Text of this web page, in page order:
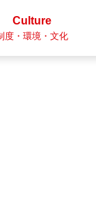
Culture
度・環境・文化